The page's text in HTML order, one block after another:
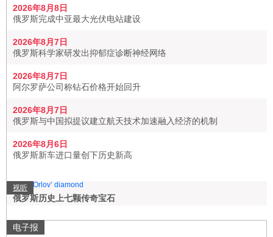
2026年8月8日
俄罗斯完成中亚最大光伏电站建设
2026年8月7日
俄罗斯科学家研发出抑郁症诊断神经网络
2026年8月7日
阿尔罗萨公司称钻石价格开始回升
2026年8月7日
俄罗斯与中国拟提议建立航天技术加速融入经济的机制
2026年8月6日
俄罗斯新车进口量创下历史新高
视听
俄罗斯历史上七颗传奇宝石
电子报